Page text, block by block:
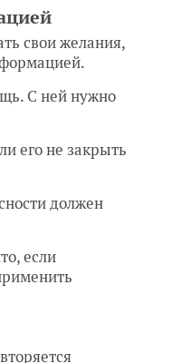
свои желания,
С ней нужно
его не закрыть
должен
если